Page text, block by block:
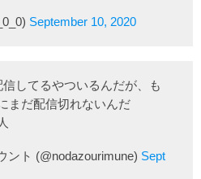
September 10, 2020
してるやついるんだが、も
まだ配信切れないんだ
ト (@nodazourimune) Sept